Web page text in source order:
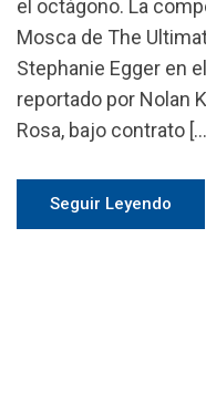
el octágono. La
Mosca de The
Stephanie Egger en
reportado por Nolan
Rosa, bajo contrato
Seguir Leyendo